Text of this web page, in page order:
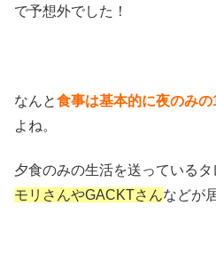
で予想外でした！
なんと食事は基本的に夜のみ
よね。
夕食のみの生活を送っている
モリさんやGACKTさんなどが